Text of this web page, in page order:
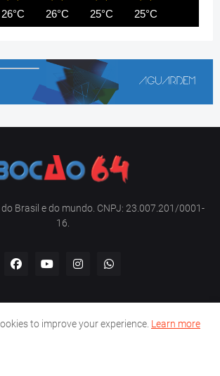
26°C 26°C 25°C 25°C
Brasil e do mundo. CNPJ: 23.007.201/0001-
16.
Contato Política de privacidade
to improve your experience. Learn more